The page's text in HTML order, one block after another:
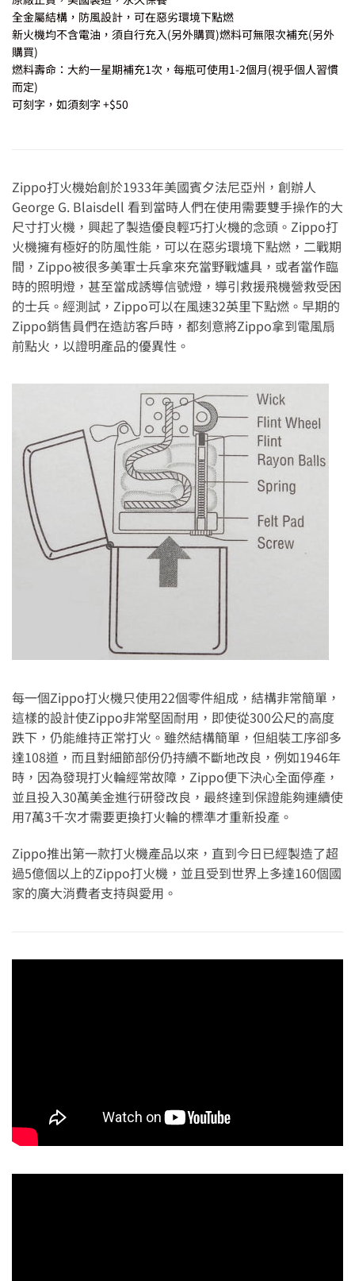
全金屬結構，防風設計，可在惡劣環境下點燃
新火機均不含電油，須自行充入(另外購買)燃料可無限次補充(另外
購買)
燃料壽命：大約一星期補充1次，每瓶可使用1-2個月(視乎個人習慣
而定)
可刻字，如須刻字 +$50
Zippo打火機始創於1933年美國賓夕法尼亞州，創辦人
George G. Blaisdell 看到當時人們在使用需要雙手操作的大
尺寸打火機，興起了製造優良輕巧打火機的念頭。Zippo打
火機擁有極好的防風性能，可以在惡劣環境下點燃，二戰期
間，Zippo被很多美軍士兵拿來充當野戰爐具，或者當作臨
時的照明燈，甚至當成誘導信號燈，導引救援飛機營救受困
的士兵。經測試，Zippo可以在風速32英里下點燃。早期的
Zippo銷售員們在造訪客戶時，都刻意將Zippo拿到電風扇
前點火，以證明產品的優異性。
每一個Zippo打火機只使用22個零件組成，結構非常簡單，
這樣的設計使Zippo非常堅固耐用，即使從300公尺的高度
跌下，仍能維持正常打火。雖然結構簡單，但組裝工序卻多
達108道，而且對細節部份仍持續不斷地改良，例如1946年
時，因為發現打火輪經常故障，Zippo便下決心全面停產，
並且投入30萬美金進行研發改良，最終達到保證能夠連續使
用7萬3千次才需要更換打火輪的標準才重新投產。
Zippo推出第一款打火機產品以來，直到今日已經製造了超
過5億個以上的Zippo打火機，並且受到世界上多達160個國
家的廣大消費者支持與愛用。